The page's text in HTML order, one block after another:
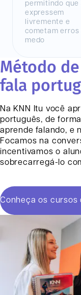
permitindo que
expressem
livremente e
cometam erros
medo
Método
fala
Na KNN Itu você
português, de
aprende falando, e
Focamos na
incentivamos o
sobrecarregá-lo
Conheça os cursos